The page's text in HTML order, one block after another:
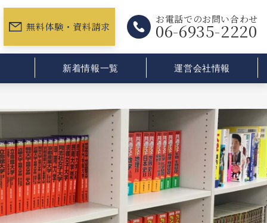
無料体験・資料請求
お電話でのお問い合わせ
06-6935-2220
新着情報一覧 運営会社情報